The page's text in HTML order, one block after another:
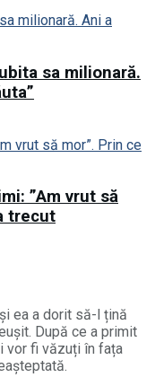
sa milionară.
”Am vrut să
trecut
ea a dorit să-l țină
După ce a primit
vor fi văzuți în fața